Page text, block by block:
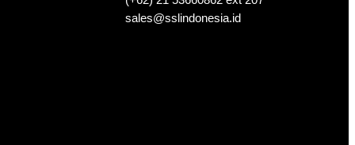
sales@sslindonesia.id